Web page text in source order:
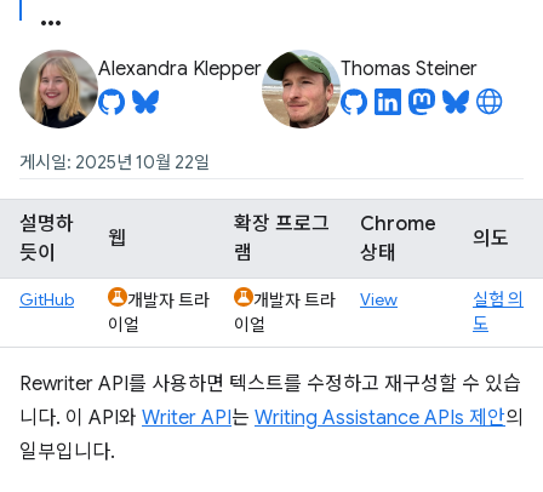
Alexandra Klepper Thomas Steiner
게시일: 2025년 10월 22일
설명하
듯이
웹
확장 프로그
램
Chrome
상태
의도
GitHub
개발자 트라
이얼
개발자 트라
이얼
View
실험 의
도
Rewriter API를 사용하면 텍스트를 수정하고 재구성할 수 있습
니다. 이 API와 Writer API는 Writing Assistance APIs 제안의
일부입니다.